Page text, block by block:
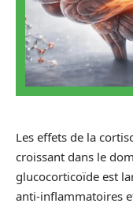
Les effets de la
croissant dans le
glucocorticoïde est
anti-inflammatoires